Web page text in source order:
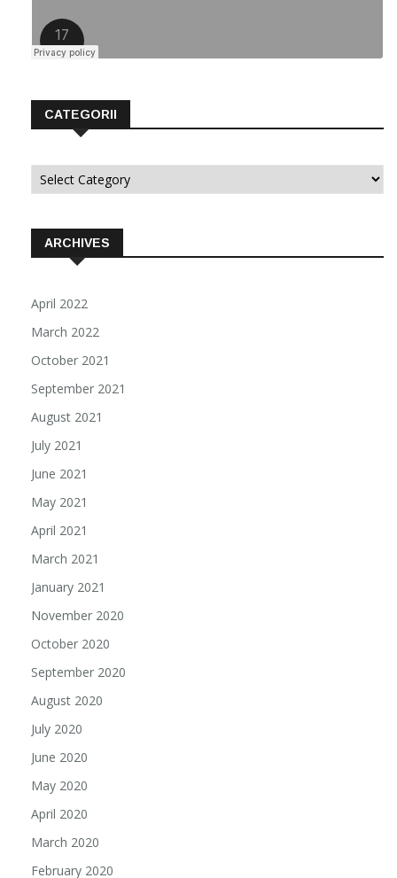
CATEGORII
Categorii
ARCHIVES
April 2022
March 2022
October 2021
September 2021
August 2021
July 2021
June 2021
May 2021
April 2021
March 2021
January 2021
November 2020
October 2020
September 2020
August 2020
July 2020
June 2020
May 2020
April 2020
March 2020
February 2020